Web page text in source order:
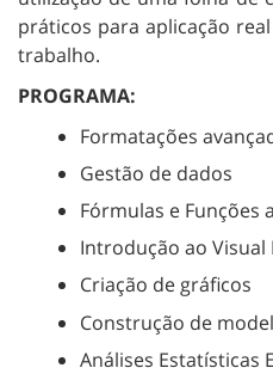
práticos para aplicação
trabalho.
PROGRAMA:
Formatações
Gestão de dados
Fórmulas e Funções
Introdução ao Visual
Criação de gráficos
Construção de
Análises Estatísticas